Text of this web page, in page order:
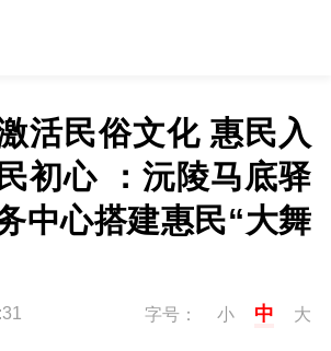
活民俗文化 惠民入
初心 ：沅陵马底驿
中心搭建惠民“大舞
字号： 小 中 大